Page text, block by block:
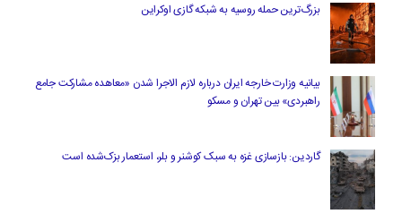
بزرگ‌ترین حمله روسیه به شبکه گازی اوکراین
بیانیه وزارت خارجه ایران درباره لازم‌ الاجرا شدن «معاهده مشارکت جامع
راهبردی» بین تهران و مسکو
گاردین: بازسازی غزه به سبک کوشنر و بلر، استعمار بزک‌شده است